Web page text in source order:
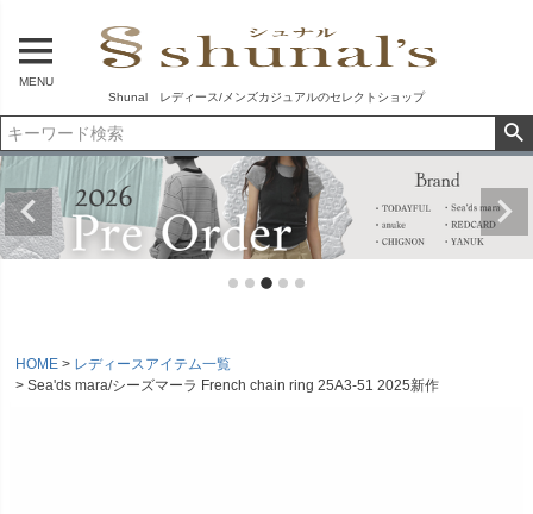
MENU
Shunal レディース/メンズカジュアルのセレクトショップ
HOME
レディースアイテム一覧
Sea'ds mara/シーズマーラ French chain ring 25A3-51 2025新作